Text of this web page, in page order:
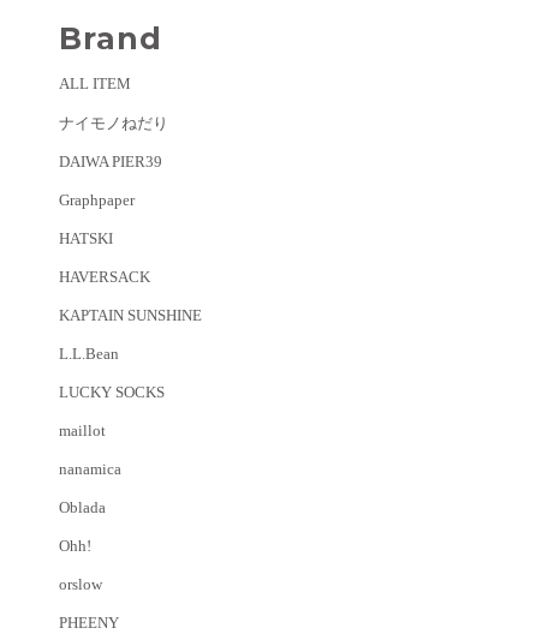
Brand
ALL ITEM
ナイモノねだり
DAIWA PIER39
Graphpaper
HATSKI
HAVERSACK
KAPTAIN SUNSHINE
L.L.Bean
LUCKY SOCKS
maillot
nanamica
Oblada
Ohh!
orslow
PHEENY